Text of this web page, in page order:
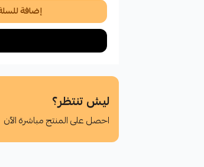
إضافة
ليش تنتظر؟
احصل على المنتج مباشرة الآن